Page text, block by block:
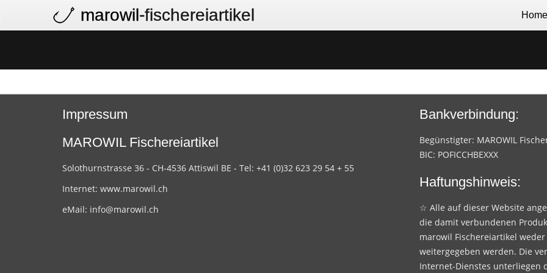
marowil-fischereiartikel Home
Impressum
MAROWIL Fischereiartikel
Solothurnstrasse 36 - CH-4536 Attiswil BE - Tel: +41 (0)32 623 29 54 + 55
Internet: www.marowil.ch
eMail: info@marowil.ch
Bankverbindung:
Begünstigter: MAROWIL
BIC: POFICCHBEXXX
Haftungshinweis:
☆ Alle auf dieser Website
die damit verbundenen
marowil Fischereiartikel
weitergegeben werden. Die
Internet-Dienstes unterliegen